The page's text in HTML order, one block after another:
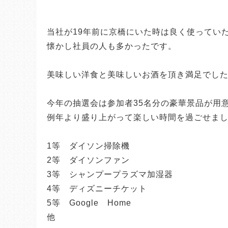
当社が19年前に京橋にいた時は良く使ってい
懐かし社員の人も多かったです。
美味しい洋食と美味しいお酒を頂き満足でした
今年の抽選会は参加者35名分の豪華景品が用
例年より盛り上がって楽しい時間を過ごせまし
1等 ダイソン掃除機
2等 ダイソンファン
3等 シャンプープラズマ加湿器
4等 ディズニーチケット
5等 Google Home
他